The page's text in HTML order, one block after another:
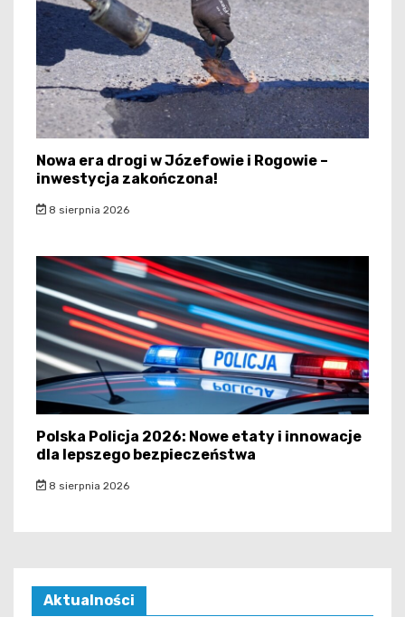
Nowa era drogi w Józefowie i Rogowie –
inwestycja zakończona!
8 sierpnia 2026
Polska Policja 2026: Nowe etaty i innowacje
dla lepszego bezpieczeństwa
8 sierpnia 2026
Aktualności